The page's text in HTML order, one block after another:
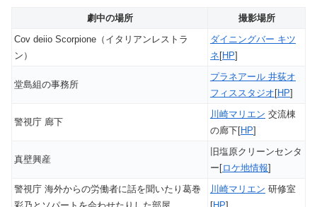
劇中の場所
撮影場所
Cov deiio Scorpione（イタリアンレストラ
ン）
ダイニングバー キツ
ネ [HP]
堂島組の事務所
プラネアール 井荻オ
フィススタジオ [HP]
警視庁 廊下
川崎マリエン 交流棟
の廊下[HP]
真壁興産
旧塩原クリーンセンタ
ー[ロケ地情報]
警視庁 海外からの労働者に話を聞いたり葛巻
川崎マリエン 研修室